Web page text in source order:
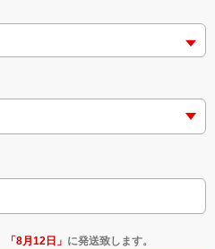
「8月12日 」 に発送致します。